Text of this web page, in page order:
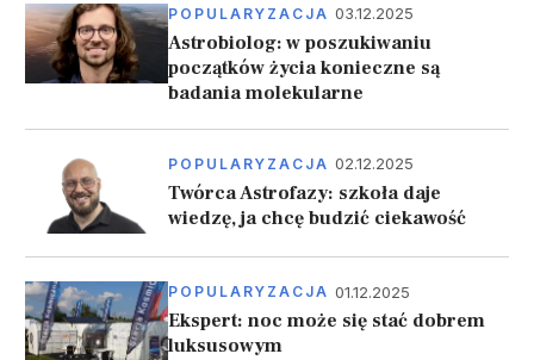
POPULARYZACJA 03.12.2025
Astrobiolog: w poszukiwaniu
początków życia konieczne są
badania molekularne
POPULARYZACJA 02.12.2025
Twórca Astrofazy: szkoła daje
wiedzę, ja chcę budzić ciekawość
POPULARYZACJA 01.12.2025
Ekspert: noc może się stać dobrem
luksusowym